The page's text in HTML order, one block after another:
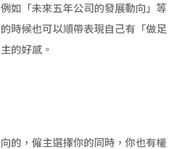
如「未來五年公司的發展動向」等
時候也可以順帶表現自己有「做足
的好感。
的，僱主選擇你的同時，你也有權